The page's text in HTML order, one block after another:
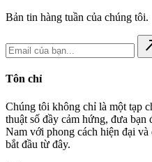
Bản tin hàng tuần của chúng tôi.
Tôn chỉ
Chúng tôi không chỉ là một tạp
thuật số đầy cảm hứng, đưa
Nam với phong cách hiện đại
bắt đầu từ đây.